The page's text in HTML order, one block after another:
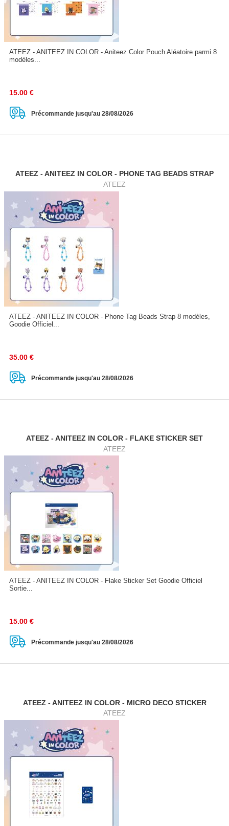
ATEEZ - ANITEEZ IN COLOR - Aniteez Color Pouch Aléatoire parmi 8
modèles...
15.00 €
Précommande jusqu'au 28/08/2026
ATEEZ - ANITEEZ IN COLOR - PHONE TAG BEADS STRAP
ATEEZ
ATEEZ - ANITEEZ IN COLOR - Phone Tag Beads Strap 8 modèles,
Goodie Officiel...
35.00 €
Précommande jusqu'au 28/08/2026
ATEEZ - ANITEEZ IN COLOR - FLAKE STICKER SET
ATEEZ
ATEEZ - ANITEEZ IN COLOR - Flake Sticker Set Goodie Officiel
Sortie...
15.00 €
Précommande jusqu'au 28/08/2026
ATEEZ - ANITEEZ IN COLOR - MICRO DECO STICKER
ATEEZ